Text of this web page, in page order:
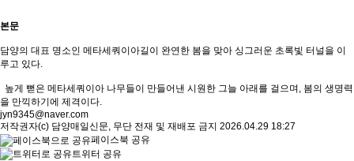
본문
담양의 대표 명소인 메타세쿼이아길이 완연한 봄을 맞아 싱그러운 초록빛 터널을 이
루고 있다.
높게 뻗은 메타세쿼이아 나무들이 만들어낸 시원한 그늘 아래를 걸으며, 봄의 생명력
을 만끽하기에 제격이다.
jyn9345@naver.com
저작권자(c) 담양매일신문, 무단 전재 및 재배포 금지 2026.04.29 18:27
페이스북 공유
트위터 공유